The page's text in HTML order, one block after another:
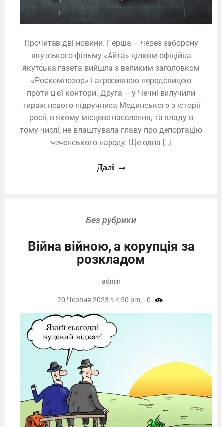
Прочитав дві новини. Перша – через заборону
якутського фільму «Айта» цілком офіційна
якутська газета вийшла з великим заголовком
«Роскомпозор» і агресивною передовицею
проти цієї контори. Друга – у Чечні вилучили
тираж нового підручника Мединського з історії
росії, в якому місцеве населення, та владу в
тому числі, не влаштувала главу про депортацію
чеченського народу. Ще одна […]
Далі
Без рубрики
Війна війною, а корупція за
розкладом
admin
20 Червня 2023 о 4:50 pm, 0